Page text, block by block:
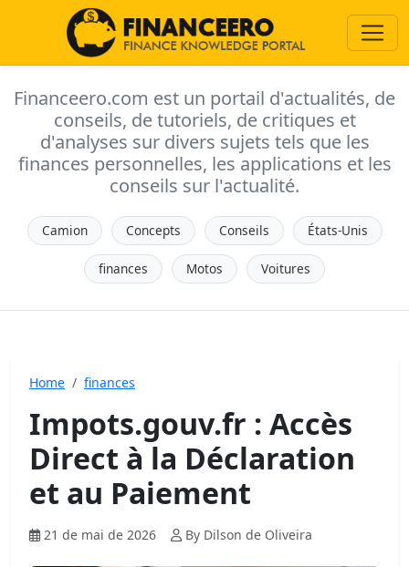
Financeero.com est un portail d'actualités, de
conseils, de tutoriels, de critiques et
d'analyses sur divers sujets tels que les
finances personnelles, les applications et les
conseils sur l'actualité.
Camion Concepts Conseils États-Unis
finances Motos Voitures
Home finances
Impots.gouv.fr : Accès
Direct à la Déclaration
et au Paiement
21 de mai de 2026 By Dilson de Oliveira